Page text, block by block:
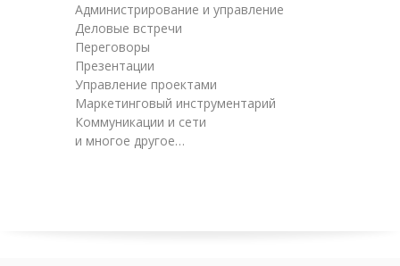
Администрирование и управление
Деловые встречи
Переговоры
Презентации
Управление проектами
Маркетинговый инструментарий
Коммуникации и сети
и многое другое…